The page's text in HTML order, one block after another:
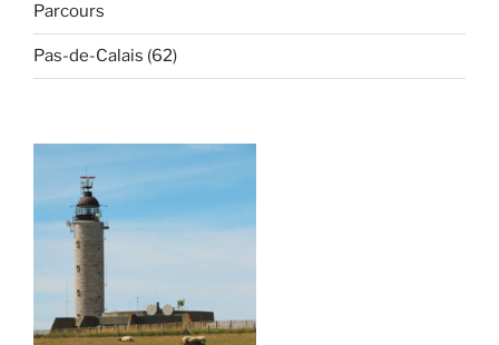
Parcours
Pas-de-Calais (62)